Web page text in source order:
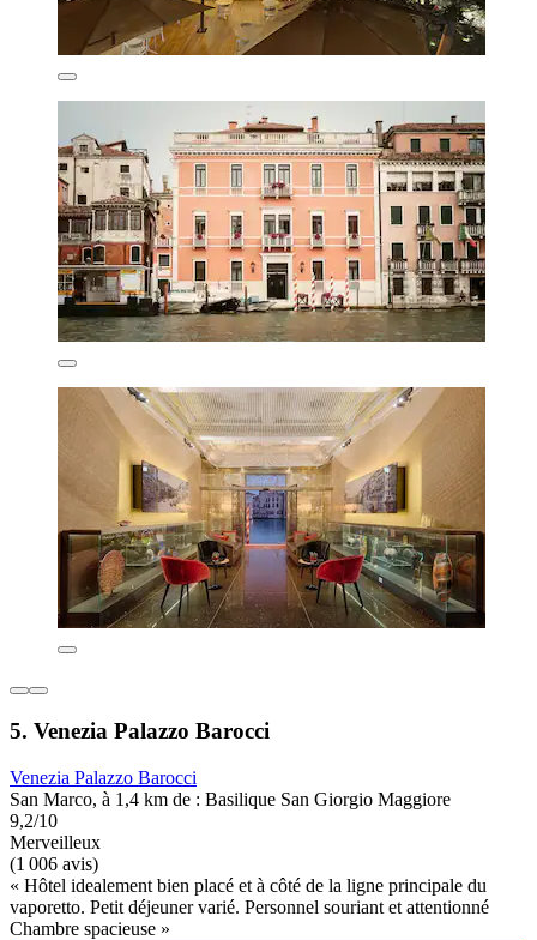
5. Venezia Palazzo Barocci
Venezia Palazzo Barocci
San Marco, à 1,4 km de : Basilique San Giorgio Maggiore
9,2/10
Merveilleux
(1 006 avis)
« Hôtel idealement bien placé et à côté de la ligne principale du
vaporetto. Petit déjeuner varié. Personnel souriant et attentionné
Chambre spacieuse »